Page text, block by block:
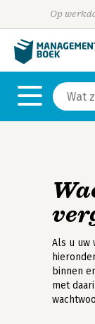
Op
Als u uw
binnen
met